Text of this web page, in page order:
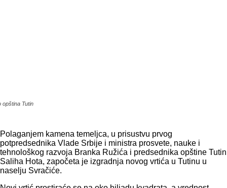
opština Tutin
Polaganjem kamena temeljca, u prisustvu prvog
potpredsednika Vlade Srbije i ministra prosvete, nauke i
tehnološkog razvoja Branka Ružića i predsednika opštine Tutin
Saliha Hota, započeta je izgradnja novog vrtića u Tutinu u
naselju Svračiće.